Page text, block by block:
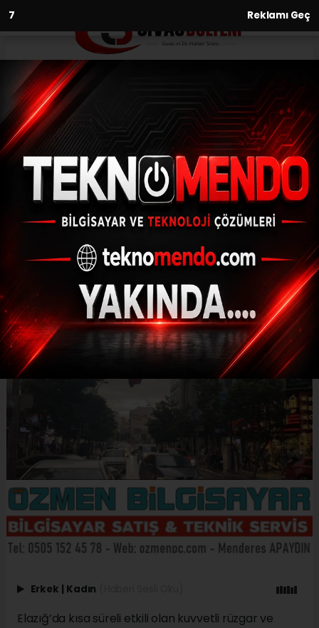
6 Reklamı Geç
Anasayfa Yaşam
Elazığ’da kuvvetli rüzgar etkili
(İHA) - İhlas Haber Ajansı | 30.06.2024 - 20:02, Güncelleme:
30.06.2024 - 19:29
Elazığ’da kuvvetli rüzgar etkili oldu
Erkek | Kadın
Elazığ’da kısa süreli etkili olan kuvvetli rüzgar ve